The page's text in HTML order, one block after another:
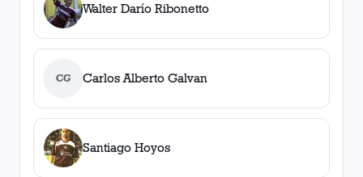
Walter Darío Ribonetto
CG Carlos Alberto Galvan
Santiago Hoyos